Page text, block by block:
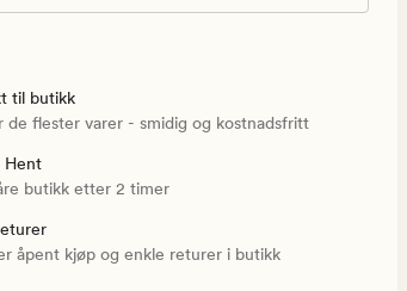
til butikk
de flester varer - smidig og kostnadsfritt
Hent
butikk etter 2 timer
åpent kjøp og enkle returer i butikk